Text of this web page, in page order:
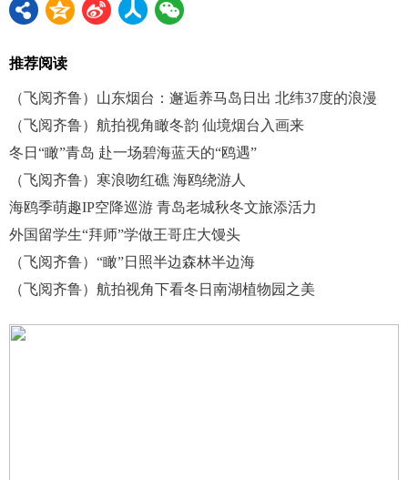
推荐阅读
（飞阅齐鲁）山东烟台：邂逅养马岛日出 北纬37度的浪漫
（飞阅齐鲁）航拍视角瞰冬韵 仙境烟台入画来
冬日“瞰”青岛 赴一场碧海蓝天的“鸥遇”
（飞阅齐鲁）寒浪吻红礁 海鸥绕游人
海鸥季萌趣IP空降巡游 青岛老城秋冬文旅添活力
外国留学生“拜师”学做王哥庄大馒头
（飞阅齐鲁）“瞰”日照半边森林半边海
（飞阅齐鲁）航拍视角下看冬日南湖植物园之美